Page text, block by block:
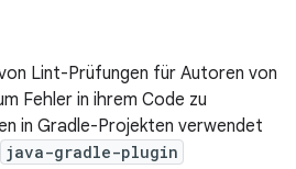
Lint-Prüfungen für Autoren von
Fehler in ihrem Code zu
in Gradle-Projekten verwendet
java-gradle-plugin